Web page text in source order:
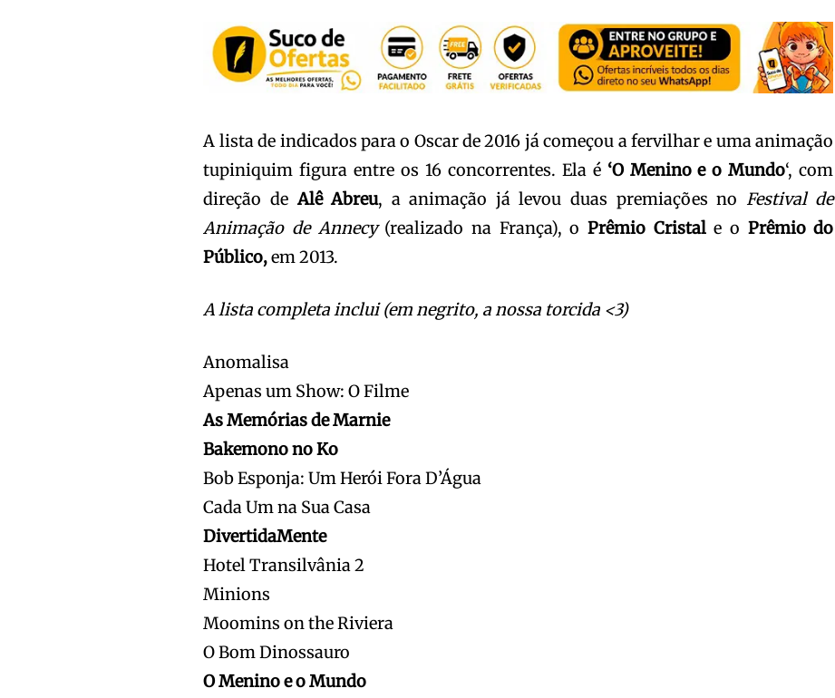
A lista de indicados para o Oscar de 2016 já começou a fervilhar e uma animação
tupiniquim figura entre os 16 concorrentes. Ela é ‘O Menino e o Mundo‘, com
direção deAlê Abreu, a animação já levou duas premiações no Festival de
Animação de Annecy(realizado na França), o Prêmio Cristale o Prêmio do
Público,em 2013.
A lista completa inclui (em negrito, a nossa torcida <3)
Anomalisa
Apenas um Show: O Filme
As Memórias de Marnie
Bakemono no Ko
Bob Esponja: Um Herói Fora D’Água
Cada Um na Sua Casa
DivertidaMente
Hotel Transilvânia 2
Minions
Moomins on the Riviera
O Bom Dinossauro
O Menino e o Mundo